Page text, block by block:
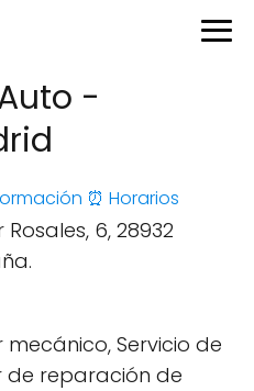
-
⏰ Horarios
6, 28932
mecánico, Servicio de
de reparación de